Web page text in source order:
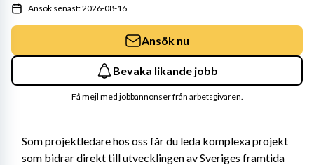
Som projektledare hos oss får du leda komplexa projekt
som bidrar direkt till utvecklingen av Sveriges framtida
Ansök senast: 2026-08-16
Ansök nu
Bevaka likande jobb
Få mejl med jobbannonser från arbetsgivaren.